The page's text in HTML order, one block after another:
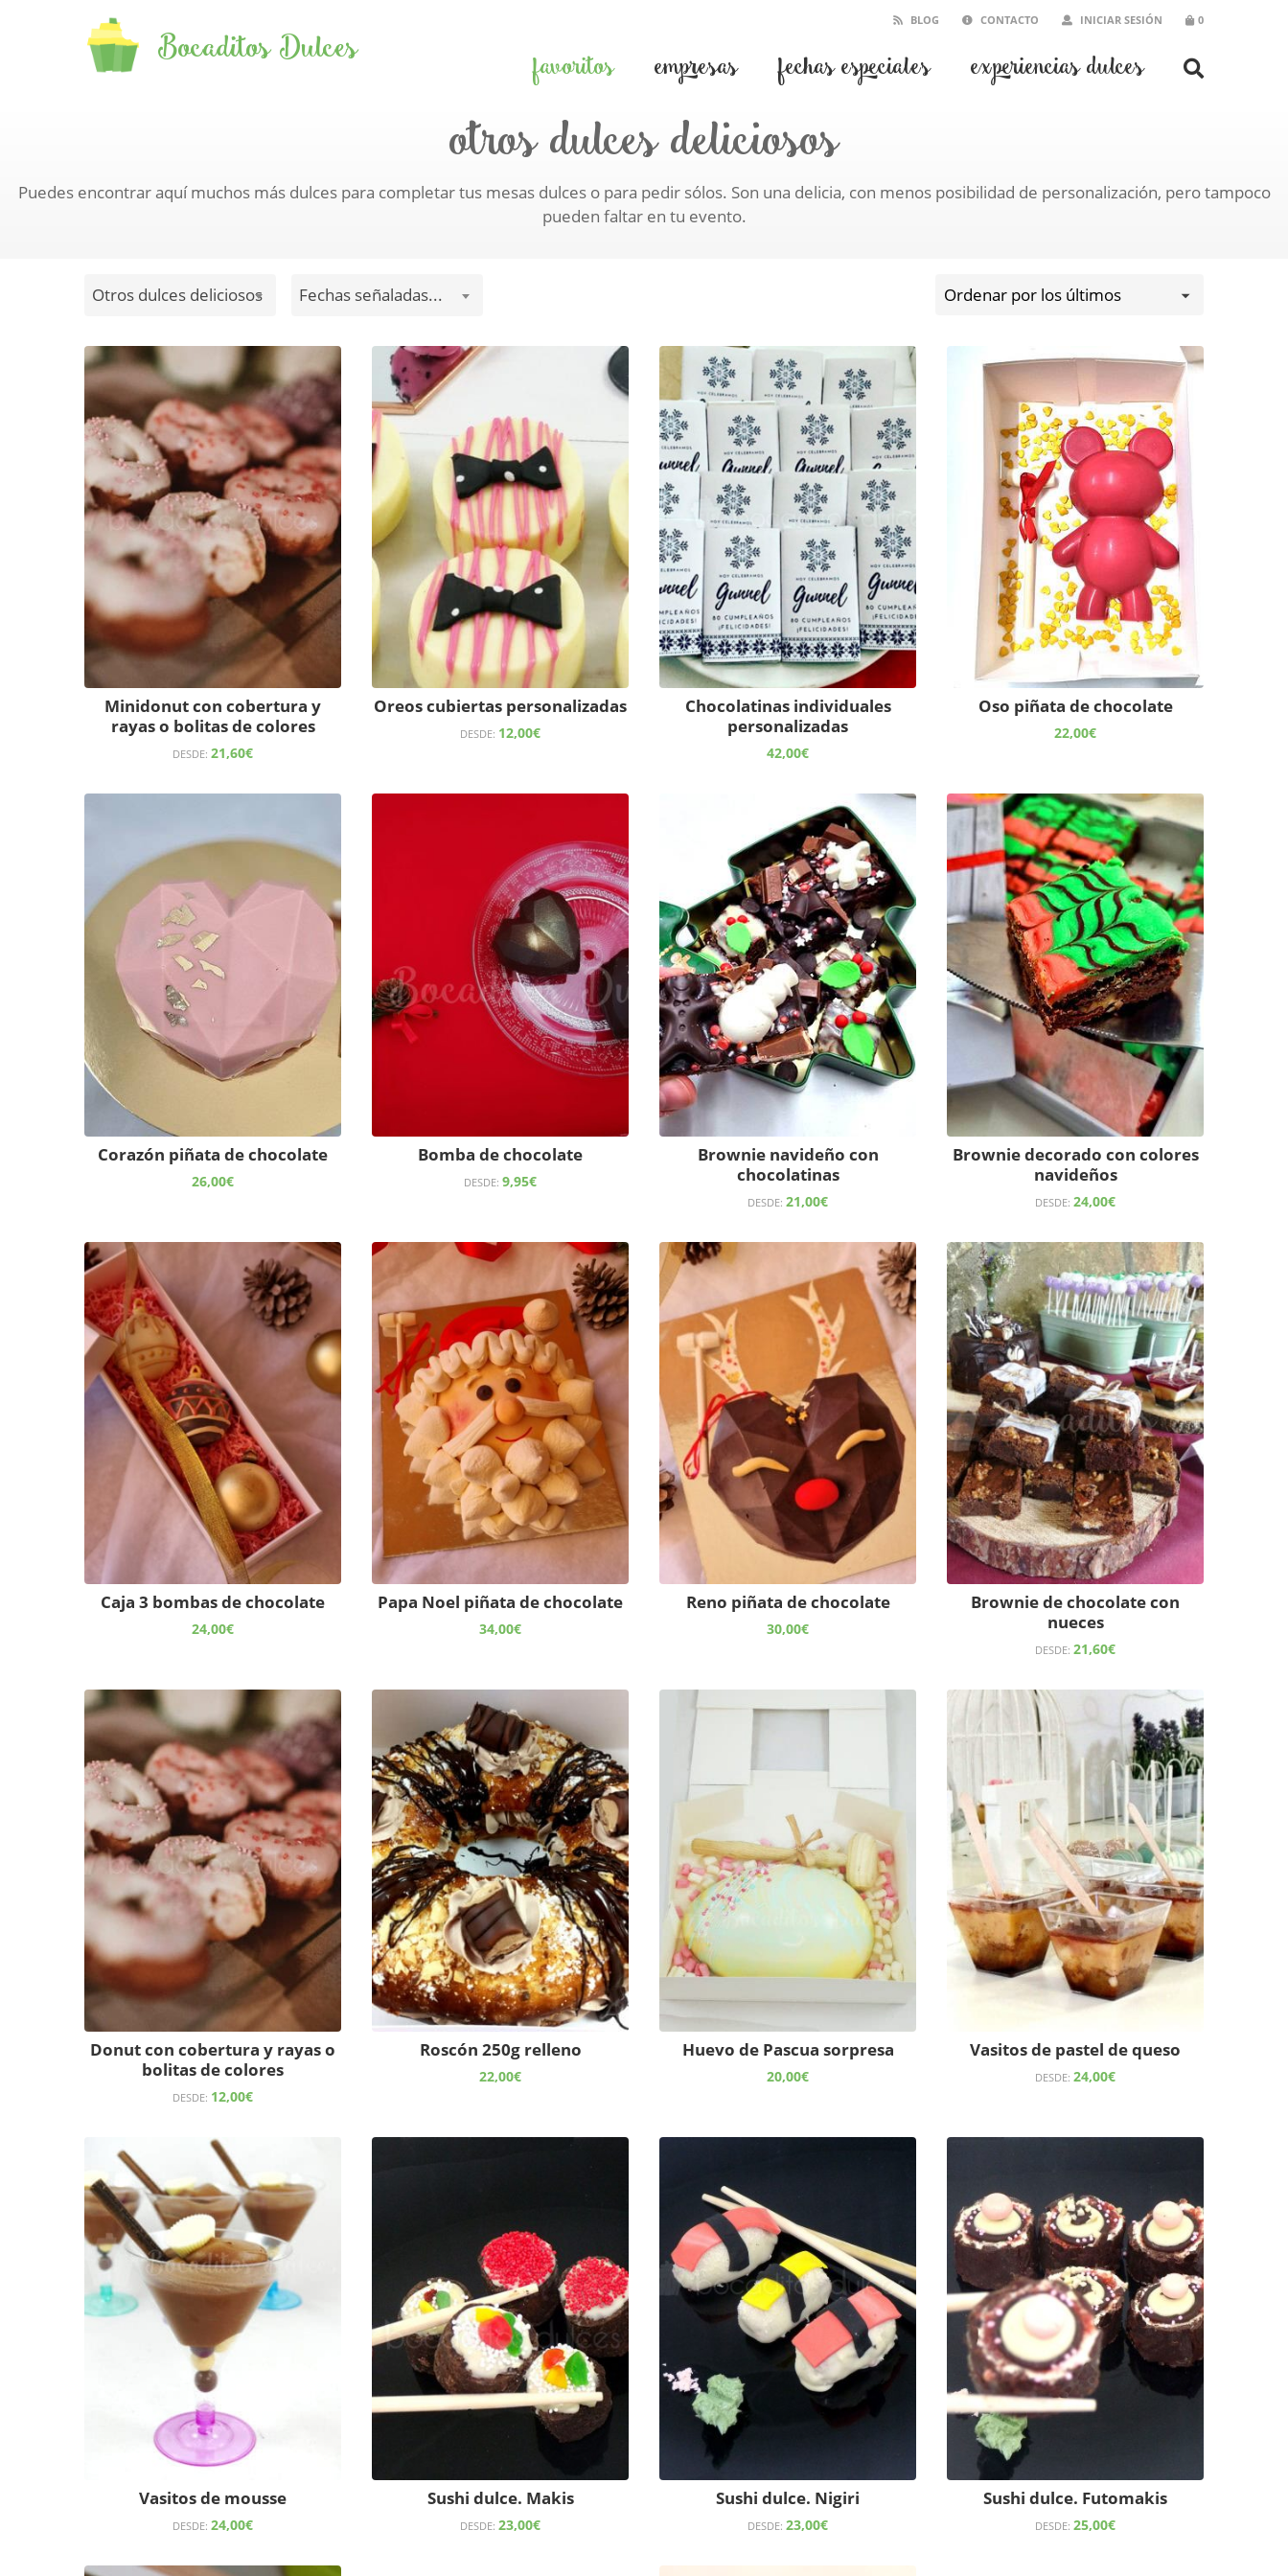
Bocaditos Dulces
BLOG CONTACTO INICIAR SESIÓN 0
favoritos empresas fechas especiales experiencias dulces
otros dulces deliciosos
Puedes encontrar aquí muchos más dulces para completar tus mesas dulces o para pedir sólos. Son una delicia, con menos posibilidad de personalización, pero tampoco
pueden faltar en tu evento.
Otros dulces deliciosos Fechas señaladas...
Minidonut con cobertura y
rayas o bolitas de colores
DESDE: 21,60€
Oreos cubiertas personalizadas
DESDE: 12,00€
Chocolatinas individuales
personalizadas
42,00€
Oso piñata de chocolate
22,00€
Corazón piñata de chocolate
26,00€
Bomba de chocolate
DESDE: 9,95€
Brownie navideño con
chocolatinas
DESDE: 21,00€
Brownie decorado con colores
navideños
DESDE: 24,00€
Caja 3 bombas de chocolate
24,00€
Papa Noel piñata de chocolate
34,00€
Reno piñata de chocolate
30,00€
Brownie de chocolate con
nueces
DESDE: 21,60€
Donut con cobertura y rayas o
bolitas de colores
DESDE: 12,00€
Roscón 250g relleno
22,00€
Huevo de Pascua sorpresa
20,00€
Vasitos de pastel de queso
DESDE: 24,00€
Vasitos de mousse
DESDE: 24,00€
Sushi dulce. Makis
DESDE: 23,00€
Sushi dulce. Nigiri
DESDE: 23,00€
Sushi dulce. Futomakis
DESDE: 25,00€